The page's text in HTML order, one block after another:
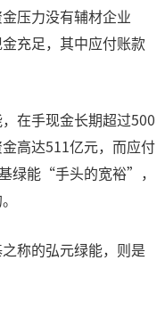
压力没有辅材企业
充足，其中应付账款
在手现金长期超过500
高达511亿元，而应付
绿能“手头的宽裕”，
称的弘元绿能，则是